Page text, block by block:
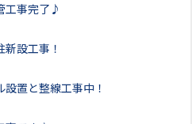
工事完了♪
新設工事！
設置と整線工事中！